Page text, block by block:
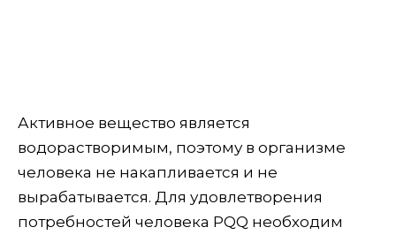
Активное вещество является
водорастворимым, поэтому в организме
человека не накапливается и не
вырабатывается. Для удовлетворения
потребностей человека PQQ необходим